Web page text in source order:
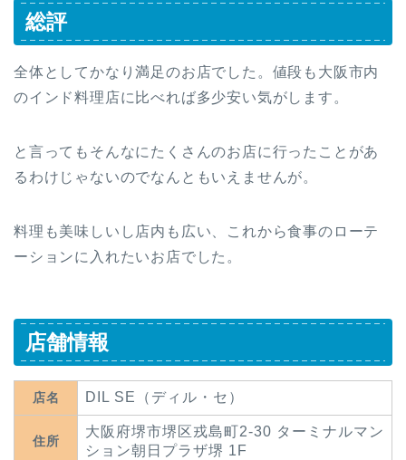
総評
全体としてかなり満足のお店でした。値段も大阪市内
のインド料理店に比べれば多少安い気がします。
と言ってもそんなにたくさんのお店に行ったことがあ
るわけじゃないのでなんともいえませんが。
料理も美味しいし店内も広い、これから食事のローテ
ーションに入れたいお店でした。
店舗情報
店名 DIL SE（ディル・セ）
住所
大阪府堺市堺区戎島町2-30 ターミナルマン
ション朝日プラザ堺 1F